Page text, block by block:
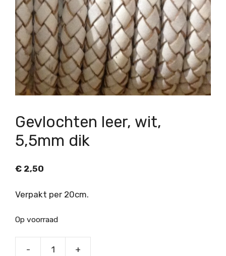
Gevlochten leer, wit,
5,5mm dik
€ 2,50
Verpakt per 20cm.
Op voorraad
- +